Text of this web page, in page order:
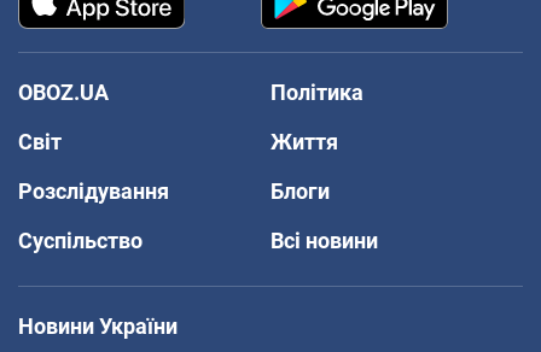
OBOZ.UA
Політика
Світ
Життя
Розслідування
Блоги
Суспільство
Всі новини
Новини України